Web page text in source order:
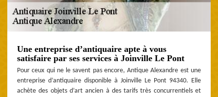
Une entreprise d’antiquaire apte à vous
satisfaire par ses services à Joinville Le Pont
Pour ceux qui ne le savent pas encore, Antique Alexandre est une
entreprise d’antiquaire disponible à Joinville Le Pont 94340. Elle
achète des objets d’art ancien à des tarifs très concurrentiels et